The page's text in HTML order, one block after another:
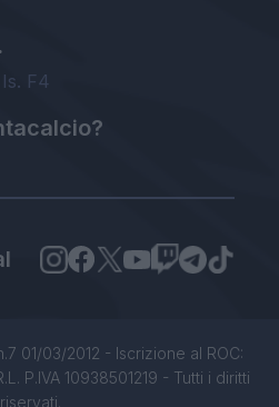
F4
01/03/2012 - Iscrizione al ROC:
P.IVA 10938501219 - Tutti i diritti
riservati.